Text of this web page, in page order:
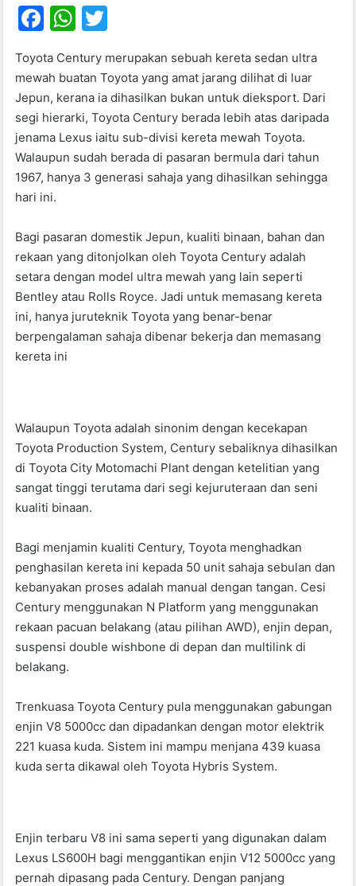
F
c
e
b
o
o
k
W
at
s
A
p
p
itt
er
Toyota Century merupakan sebuah kereta sedan ultra
mewah buatan Toyota yang amat jarang dilihat di luar
Jepun, kerana ia dihasilkan bukan untuk dieksport. Dari
segi hierarki, Toyota Century berada lebih atas daripada
jenama Lexus iaitu sub-divisi kereta mewah Toyota.
Walaupun sudah berada di pasaran bermula dari tahun
1967, hanya 3 generasi sahaja yang dihasilkan sehingga
hari ini.
Bagi pasaran domestik Jepun, kualiti binaan, bahan dan
rekaan yang ditonjolkan oleh Toyota Century adalah
setara dengan model ultra mewah yang lain seperti
Bentley atau Rolls Royce. Jadi untuk memasang kereta
ini, hanya juruteknik Toyota yang benar-benar
berpengalaman sahaja dibenar bekerja dan memasang
kereta ini
Walaupun Toyota adalah sinonim dengan kecekapan
Toyota Production System, Century sebaliknya dihasilkan
di Toyota City Motomachi Plant dengan ketelitian yang
sangat tinggi terutama dari segi kejuruteraan dan seni
kualiti binaan.
Bagi menjamin kualiti Century, Toyota menghadkan
penghasilan kereta ini kepada 50 unit sahaja sebulan dan
kebanyakan proses adalah manual dengan tangan. Cesi
Century menggunakan N Platform yang menggunakan
rekaan pacuan belakang (atau pilihan AWD), enjin depan,
suspensi double wishbone di depan dan multilink di
belakang.
Trenkuasa Toyota Century pula menggunakan gabungan
enjin V8 5000cc dan dipadankan dengan motor elektrik
221 kuasa kuda. Sistem ini mampu menjana 439 kuasa
kuda serta dikawal oleh Toyota Hybris System.
Enjin terbaru V8 ini sama seperti yang digunakan dalam
Lexus LS600H bagi menggantikan enjin V12 5000cc yang
pernah dipasang pada Century. Dengan panjang